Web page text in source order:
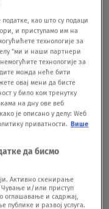
kažem: ''Daj mi
je on bio''. Da je
čoveka kao što
I tako sam ja
je.BONUS VIDEO:
mu okreću leđa
као што су подаци
и приступамо им на
технологије за
"ми и наши партнери
технологије за
можда неће бити
овај мени да бисте
у било ком тренутку
на дну ове веб
је описано у делу: Wеб
приватности. Више
да бисмо
Активно скенирање
Чување и/или приступ
оглашавање и садржај,
и развој услуга.